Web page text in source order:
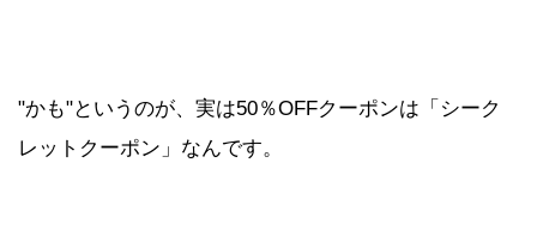
"かも"というのが、実は50％OFFクーポンは「シーク
レットクーポン」なんです。